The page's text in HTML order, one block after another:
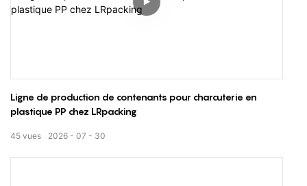
Ligne de production de contenants pour charcuterie en
plastique PP chez LRpacking
2026 07 30
45 vues